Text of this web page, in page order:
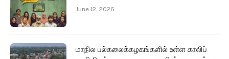
June 12, 2026
மாநில பல்கலைக்கழகங்களில் உள்ள காலிப்